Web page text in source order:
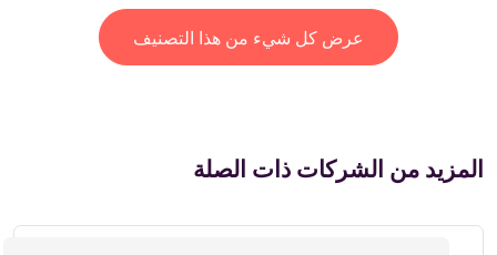
عرض كل شيء من هذا التصنيف
المزيد من الشركات ذات الصلة